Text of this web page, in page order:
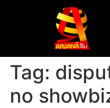
Tag:
no